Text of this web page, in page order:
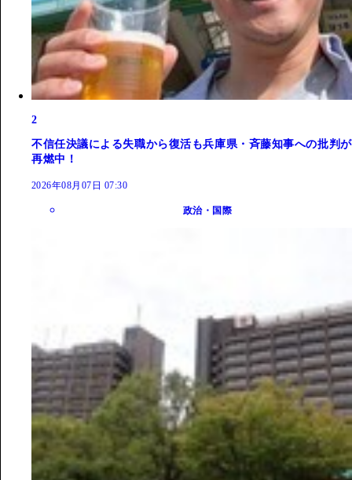
2
不信任決議による失職から復活も兵庫県・斉藤知事への批判が
再燃中！
2026年08月07日 07:30
政治・国際